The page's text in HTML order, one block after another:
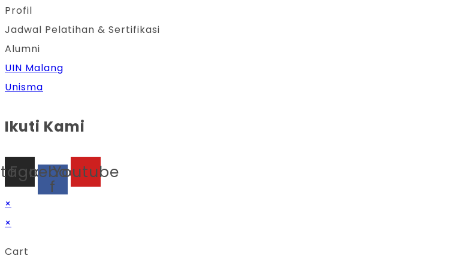
Profil
Jadwal Pelatihan & Sertifikasi
Alumni
UIN Malang
Unisma
Ikuti Kami
Facebook-
f
Youtube
×
×
Cart